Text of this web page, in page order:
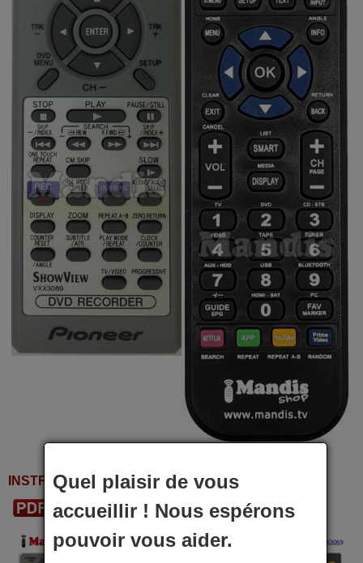
INSTRUCTIONS D'UTILISATION
Télécharger le PDF
Quel plaisir de vous
accueillir ! Nous espérons
pouvoir vous aider.